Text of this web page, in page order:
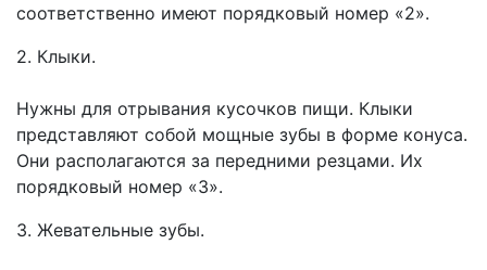
соответственно имеют порядковый номер «2».
2. Клыки.
Нужны для отрывания кусочков пищи. Клыки
представляют собой мощные зубы в форме конуса.
Они располагаются за передними резцами. Их
порядковый номер «3».
3. Жевательные зубы.